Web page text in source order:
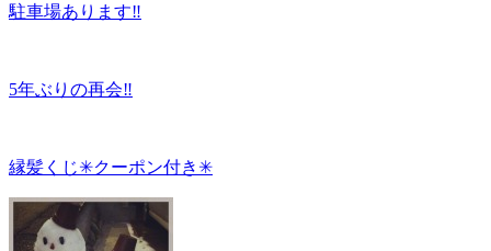
駐車場あります‼︎
5年ぶりの再会‼︎
縁髪くじ✳︎クーポン付き✳︎